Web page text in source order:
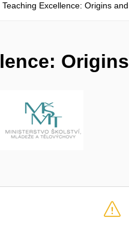
Excellence: Origins